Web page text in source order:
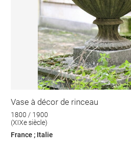
Vase à décor de rinceau
1800 / 1900
(XIXe siècle)
France ; Italie